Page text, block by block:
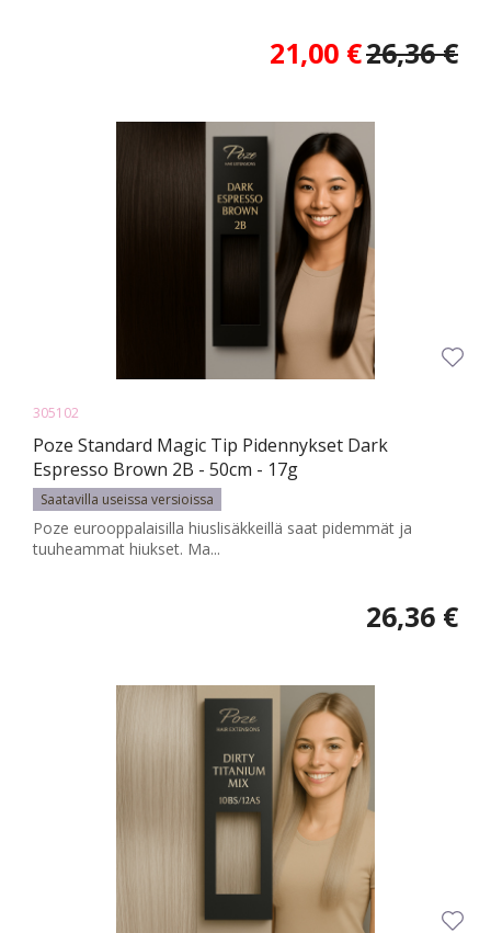
21,00 €26,36 €
305102
Poze Standard Magic Tip Pidennykset Dark
Espresso Brown 2B - 50cm - 17g
Saatavilla useissa versioissa
Poze eurooppalaisilla hiuslisäkkeillä saat pidemmät ja
tuuheammat hiukset. Ma...
26,36 €